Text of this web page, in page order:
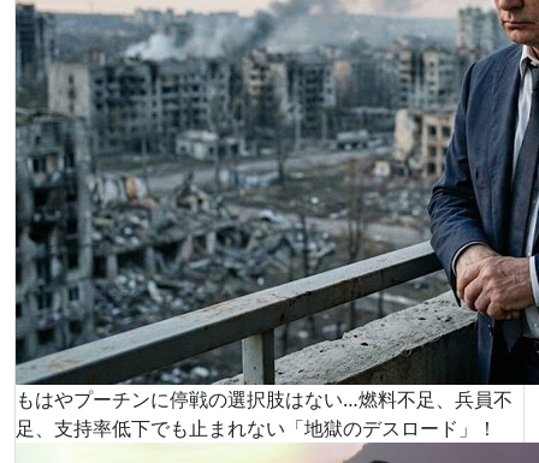
もはやプーチンに停戦の選択肢はない…燃料不足、兵員不
足、支持率低下でも止まれない「地獄のデスロード」！